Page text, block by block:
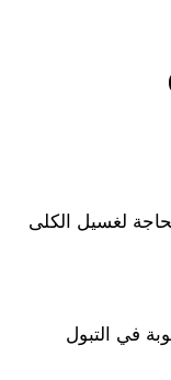
لغسيل الكلى
في التبول